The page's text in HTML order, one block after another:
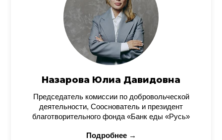
Назарова Юлиа Давидовна
Председатель комиссии по добровольческой
деятельности, Сооснователь и президент
благотворительного фонда «Банк еды «Русь»
Подробнее →